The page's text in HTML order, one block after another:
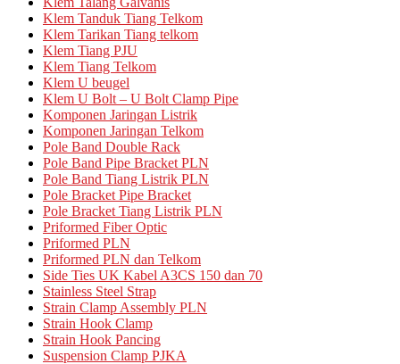
Klem Tanduk Tiang Telkom
Klem Tarikan Tiang telkom
Klem Tiang PJU
Klem Tiang Telkom
Klem U beugel
Klem U Bolt – U Bolt Clamp Pipe
Komponen Jaringan Listrik
Komponen Jaringan Telkom
Pole Band Double Rack
Pole Band Pipe Bracket PLN
Pole Band Tiang Listrik PLN
Pole Bracket Pipe Bracket
Pole Bracket Tiang Listrik PLN
Priformed Fiber Optic
Priformed PLN
Priformed PLN dan Telkom
Side Ties UK Kabel A3CS 150 dan 70
Stainless Steel Strap
Strain Clamp Assembly PLN
Strain Hook Clamp
Strain Hook Pancing
Suspension Clamp PJKA